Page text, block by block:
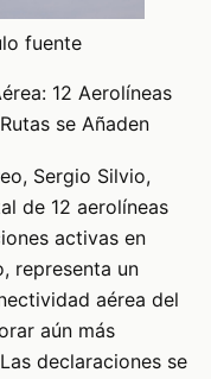
fuente
12 Aerolíneas
se Añaden
Sergio Silvio,
de 12 aerolíneas
activas en
representa un
aérea del
aún más
declaraciones se